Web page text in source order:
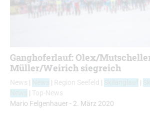
Ganghoferlauf: Olex/
Müller/Weirich siegreich
News | | Region Seefeld | |
| Top-News
Mario Felgenhauer - 2. März 2020